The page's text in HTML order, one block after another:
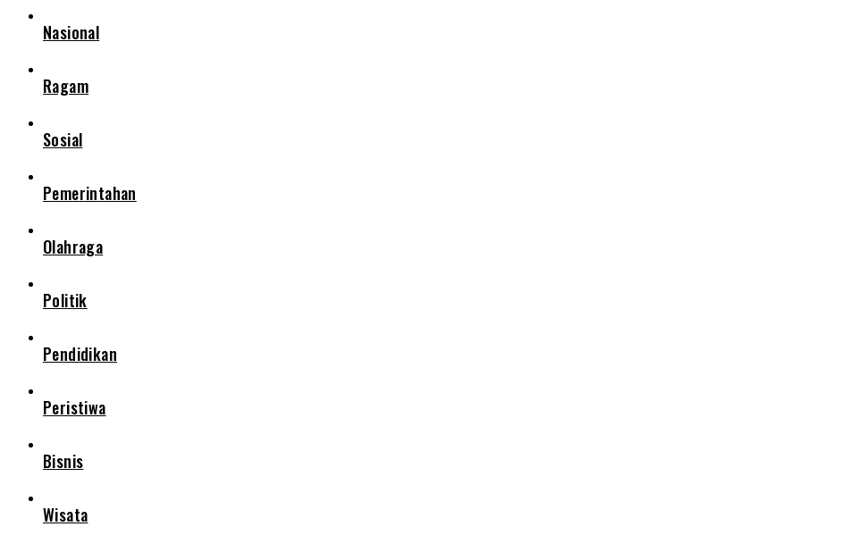
Nasional
Ragam
Sosial
Pemerintahan
Olahraga
Politik
Pendidikan
Peristiwa
Bisnis
Wisata